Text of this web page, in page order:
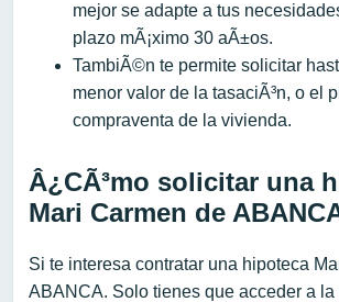
mejor se adapte a tus
plazo mÃ¡ximo 30 aÃ±os.
TambiÃ©n te permite solicitar
menor valor de la tasaciÃ³n, o el
compraventa de la vivienda.
Â¿CÃ³mo solicitar una
Mari Carmen de
Si te interesa contratar una hipoteca
ABANCA. Solo tienes que acceder a la